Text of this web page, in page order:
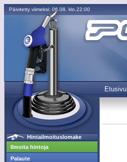
Päivitetty viimeksi: 06.08. klo.22:00
Etusivu
Hintailmoituslomake
Ilmoita hintoja
Palaute